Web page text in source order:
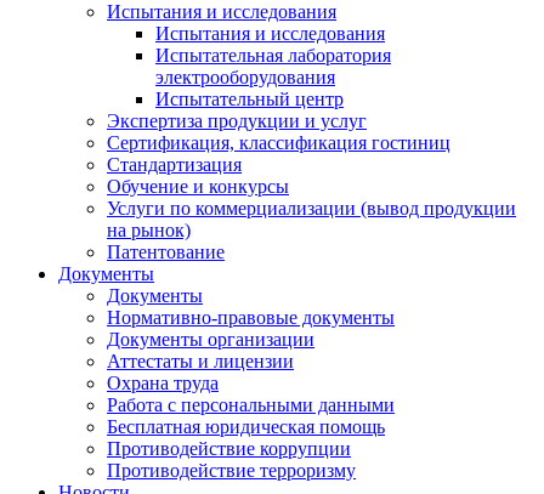
Испытания и исследования
Испытания и исследования
Испытательная лаборатория
электрооборудования
Испытательный центр
Экспертиза продукции и услуг
Сертификация, классификация гостиниц
Стандартизация
Обучение и конкурсы
Услуги по коммерциализации (вывод продукции
на рынок)
Патентование
Документы
Документы
Нормативно-правовые документы
Документы организации
Аттестаты и лицензии
Охрана труда
Работа с персональными данными
Бесплатная юридическая помощь
Противодействие коррупции
Противодействие терроризму